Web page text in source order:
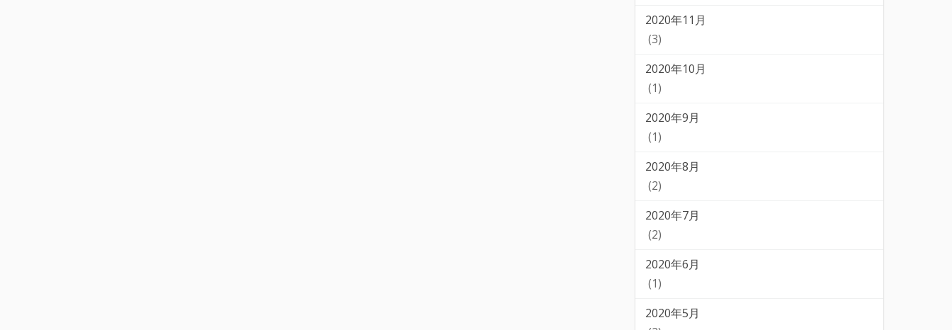
2020年11月
(3)
2020年10月
(1)
2020年9月
(1)
2020年8月
(2)
2020年7月
(2)
2020年6月
(1)
2020年5月